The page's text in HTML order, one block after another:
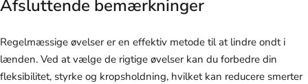
Afsluttende bemærkninger
Regelmæssige øvelser er en effektiv metode til at lindre ondt i
lænden. Ved at vælge de rigtige øvelser kan du forbedre din
fleksibilitet, styrke og kropsholdning, hvilket kan reducere smerter